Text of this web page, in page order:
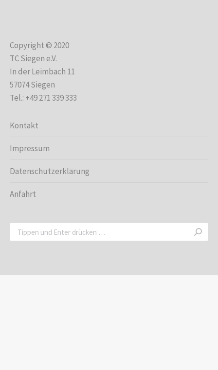
Copyright © 2020
TC Siegen e.V.
In der Leimbach 11
57074 Siegen
Tel.: +49 271 339 333
Kontakt
Impressum
Datenschutzerklärung
Anfahrt